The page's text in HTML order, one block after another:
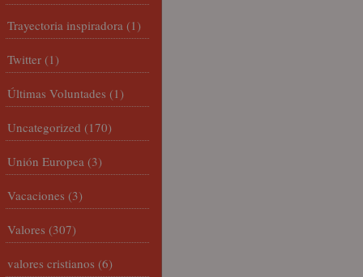
Trayectoria inspiradora (1)
Twitter (1)
Últimas Voluntades (1)
Uncategorized (170)
Unión Europea (3)
Vacaciones (3)
Valores (307)
valores cristianos (6)